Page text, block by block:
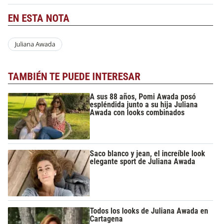
EN ESTA NOTA
Juliana Awada
TAMBIÉN TE PUEDE INTERESAR
A sus 88 años, Pomi Awada posó
espléndida junto a su hija Juliana
Awada con looks combinados
Saco blanco y jean, el increíble look
elegante sport de Juliana Awada
Todos los looks de Juliana Awada en
Cartagena